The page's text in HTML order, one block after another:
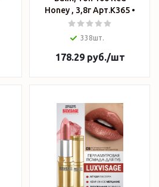
Honey , 3,8г Арт.К365 •
338шт.
178.29руб./шт